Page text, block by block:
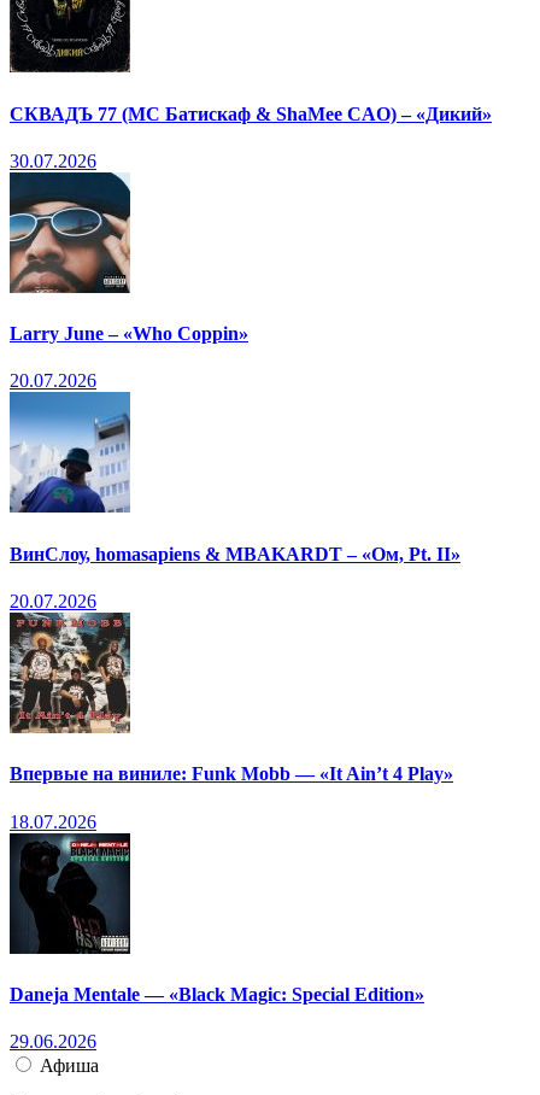
СКВАДЪ 77 (МС Батискаф & ShaMee CAO) – «Дикий»
30.07.2026
Larry June – «Who Coppin»
20.07.2026
ВинСлоу, homasapiens & MBAKARDT – «Ом, Pt. II»
20.07.2026
Впервые на виниле: Funk Mobb — «It Ain’t 4 Play»
18.07.2026
Daneja Mentale — «Black Magic: Special Edition»
29.06.2026
Афиша